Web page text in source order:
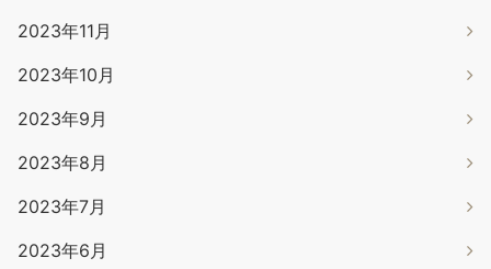
2023年11月
2023年10月
2023年9月
2023年8月
2023年7月
2023年6月